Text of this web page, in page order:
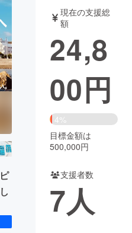
音楽
ット ゲーム・
書籍・雑誌
チャレンジ
化
CAMPFIRE Creation
machi-ya コミュニティ
現在の支援総
額
24,8
00円
4%
目標金額は
500,000円
支援者数
7人